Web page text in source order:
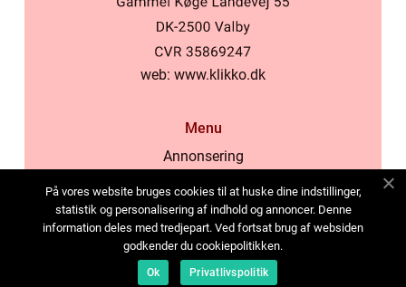
web: www.klikko.dk
Menu
Annonsering
Cookies
Kontakta oss
Sitemap
På vores website bruges cookies til at huske dine indstillinger,
statistik og personalisering af indhold og annoncer. Denne
information deles med tredjepart. Ved fortsat brug af websiden
godkender du cookiepolitikken.
Ok Privatlivspolitik